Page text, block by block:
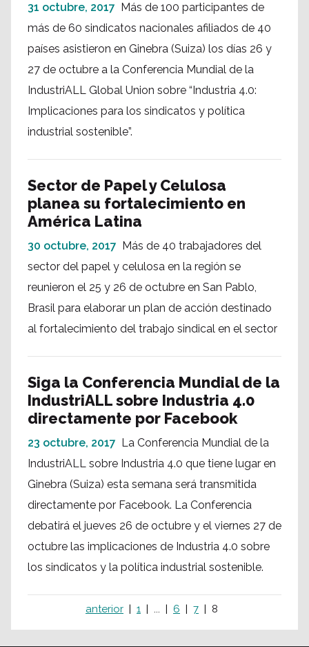
31 octubre, 2017 Más de 100 participantes de
más de 60 sindicatos nacionales afiliados de 40
países asistieron en Ginebra (Suiza) los días 26 y
27 de octubre a la Conferencia Mundial de la
IndustriALL Global Union sobre “Industria 4.0:
Implicaciones para los sindicatos y política
industrial sostenible”.
Sector de Papel y Celulosa
planea su fortalecimiento en
América Latina
30 octubre, 2017 Más de 40 trabajadores del
sector del papel y celulosa en la región se
reunieron el 25 y 26 de octubre en San Pablo,
Brasil para elaborar un plan de acción destinado
al fortalecimiento del trabajo sindical en el sector
Siga la Conferencia Mundial de la
IndustriALL sobre Industria 4.0
directamente por Facebook
23 octubre, 2017 La Conferencia Mundial de la
IndustriALL sobre Industria 4.0 que tiene lugar en
Ginebra (Suiza) esta semana será transmitida
directamente por Facebook. La Conferencia
debatirá el jueves 26 de octubre y el viernes 27 de
octubre las implicaciones de Industria 4.0 sobre
los sindicatos y la política industrial sostenible.
anterior 1 ... 6 7 8